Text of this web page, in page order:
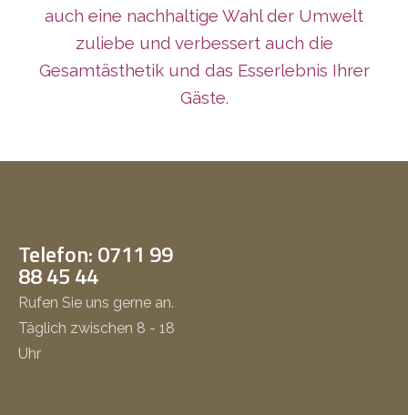
auch eine nachhaltige Wahl der Umwelt
zuliebe und verbessert auch die
Gesamtästhetik und das Esserlebnis Ihrer
Gäste.
Telefon: 0711 99
88 45 44
Rufen Sie uns gerne an.
Täglich zwischen 8 - 18
Uhr